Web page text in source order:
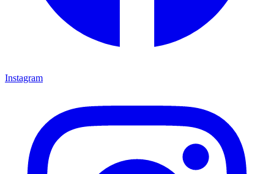
Instagram